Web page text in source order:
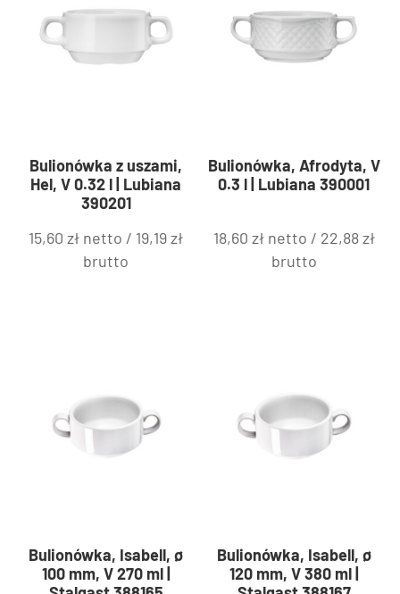
Bulionówka z uszami,
Hel, V 0.32 l | Lubiana
390201
15,60zł netto / 19,19zł
brutto
Bulionówka, Afrodyta, V
0.3 l | Lubiana 390001
18,60 zł netto / 22,88zł
brutto
Bulionówka, Isabell, ø
100 mm, V 270 ml |
Bulionówka, Isabell, ø
120 mm, V 380 ml |